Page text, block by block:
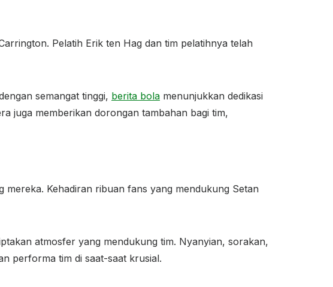
Pelatih Erik ten Hag dan tim pelatihnya telah
semangat tinggi, berita bola menunjukkan dedikasi
juga memberikan dorongan tambahan bagi tim,
Kehadiran ribuan fans yang mendukung Setan
atmosfer yang mendukung tim. Nyanyian, sorakan,
performa tim di saat-saat krusial.